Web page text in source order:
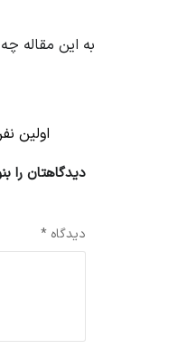
به این مقاله
اولین
دیدگاهتان را
دیدگاه *